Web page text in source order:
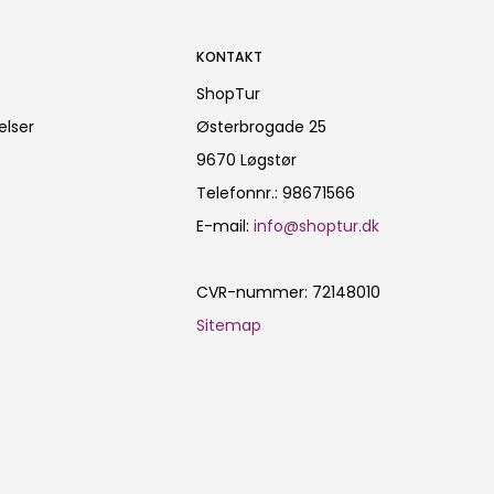
KONTAKT
ShopTur
Østerbrogade 25
9670 Løgstør
Telefonnr.: 98671566
E-mail: info@shoptur.dk
CVR-nummer: 72148010
Sitemap